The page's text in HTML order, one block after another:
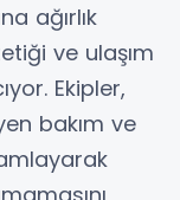
ağırlık
ve ulaşım
Ekipler,
bakım ve